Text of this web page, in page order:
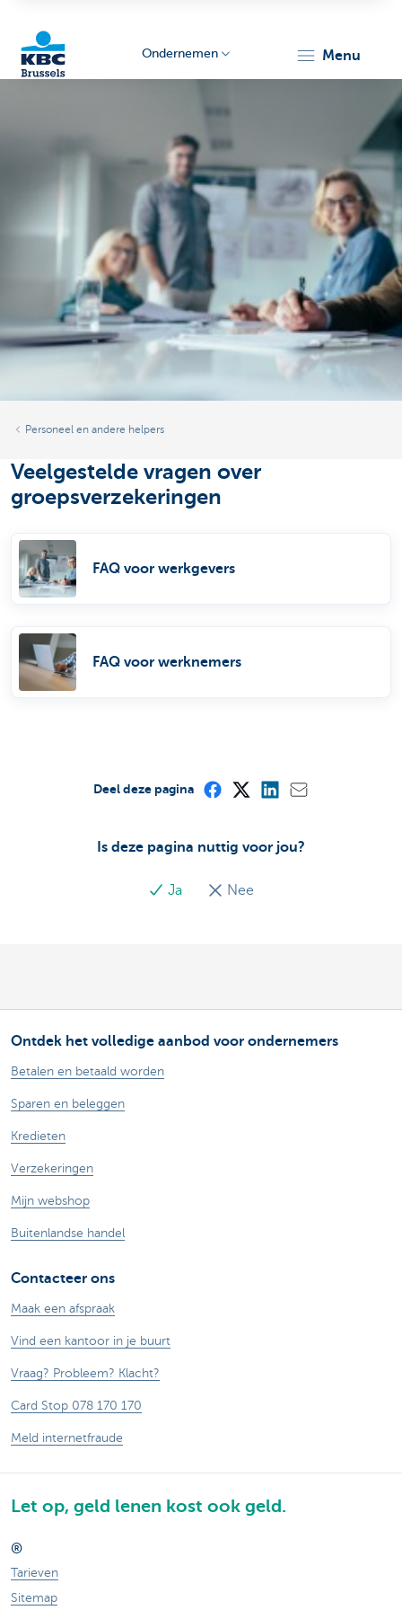
Ondernemen menu
Personeel en andere helpers
Veelgestelde vragen over
groepsverzekeringen
FAQ voor werkgevers
FAQ voor werknemers
Is deze pagina nuttig voor jou?
Ja Nee
Deel deze pagina
Ontdek het volledige aanbod voor ondernemers
Betalen en betaald worden
Sparen en beleggen
Kredieten
Verzekeringen
Mijn webshop
Buitenlandse handel
Contacteer ons
Maak een afspraak
Vind een kantoor in je buurt
Vraag? Probleem? Klacht?
Card Stop 078 170 170
Meld internetfraude
Let op, geld lenen kost ook geld.
®
Tarieven
Sitemap